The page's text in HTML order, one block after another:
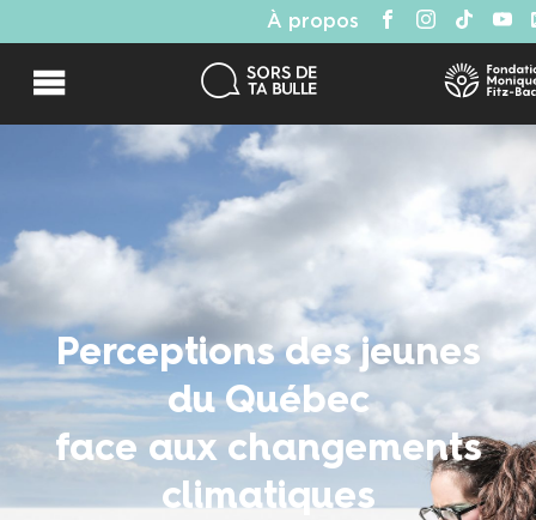
À propos
Perceptions des jeunes
du Québec
face aux changements
climatiques